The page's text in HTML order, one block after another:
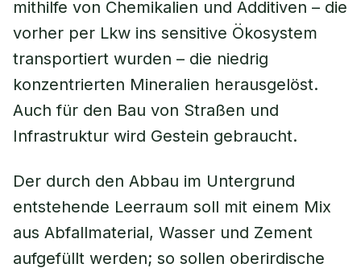
mithilfe von Chemikalien und Additiven – die
vorher per Lkw ins sensitive Ökosystem
transportiert wurden – die niedrig
konzentrierten Mineralien herausgelöst.
Auch für den Bau von Straßen und
Infrastruktur wird Gestein gebraucht.
Der durch den Abbau im Untergrund
entstehende Leerraum soll mit einem Mix
aus Abfallmaterial, Wasser und Zement
aufgefüllt werden; so sollen oberirdische